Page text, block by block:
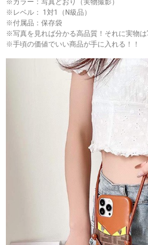
※カラー：写真どおり（実物撮影）
※レベル： 1対1（N級品）
※付属品：保存袋
※写真を見れば分かる高品質！それに実物は
※手頃の価値でいい商品が手に入れる！！